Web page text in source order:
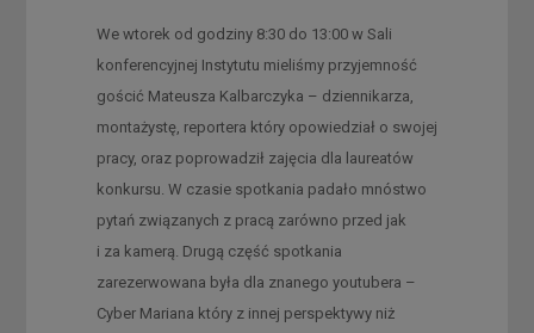
We wtorek od godziny 8:30 do 13:00 w Sali
konferencyjnej Instytutu mieliśmy przyjemność
gościć Mateusza Kalbarczyka – dziennikarza,
montażystę, reportera który opowiedział o swojej
pracy, oraz poprowadził zajęcia dla laureatów
konkursu. W czasie spotkania padało mnóstwo
pytań związanych z pracą zarówno przed jak
i za kamerą. Drugą część spotkania
zarezerwowana była dla znanego youtubera –
Cyber Mariana który z innej perspektywy niż